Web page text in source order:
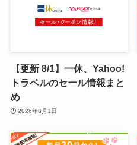
【更新 8/1】一休、Yahoo!
トラベルのセール情報まと
め
2026年8月1日